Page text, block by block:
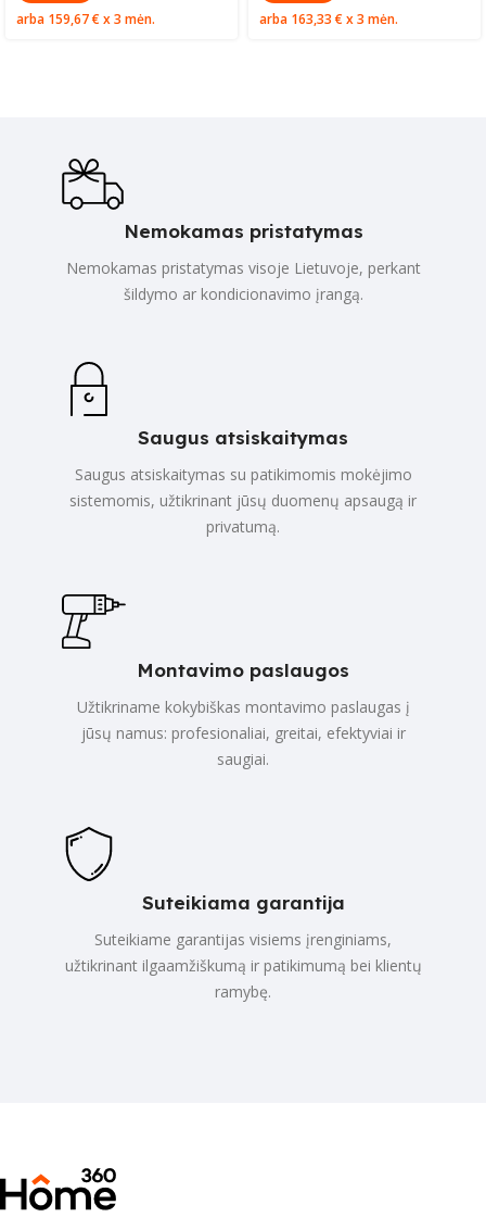
arba 159,67 €x 3 mėn. arba 163,33 €x 3 mėn.
Nemokamas pristatymas
Nemokamas pristatymas visoje Lietuvoje, perkant
šildymo ar kondicionavimo įrangą.
Saugus atsiskaitymas
Saugus atsiskaitymas su patikimomis mokėjimo
sistemomis, užtikrinant jūsų duomenų apsaugą ir
privatumą.
Montavimo paslaugos
Užtikriname kokybiškas montavimo paslaugas į
jūsų namus: profesionaliai, greitai, efektyviai ir
saugiai.
Suteikiama garantija
Suteikiame garantijas visiems įrenginiams,
užtikrinant ilgaamžiškumą ir patikimumą bei klientų
ramybę.